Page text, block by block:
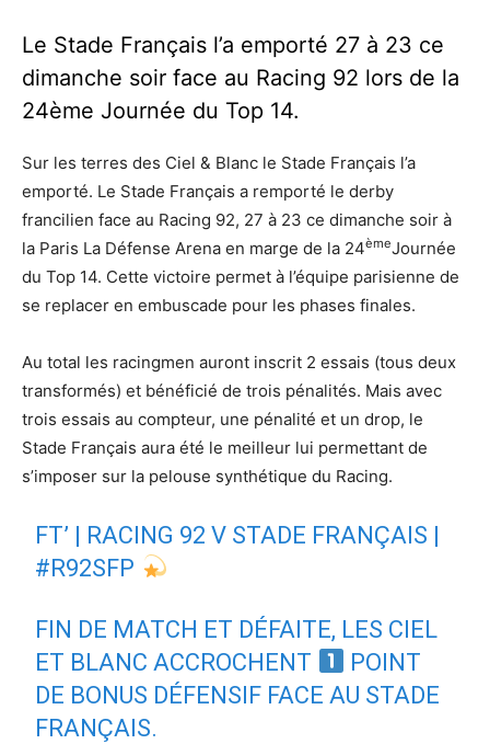
Le Stade Français l’a emporté 27 à 23 ce
dimanche soir face au Racing 92 lors de la
24ème Journée du Top 14.
Sur les terres des Ciel & Blanc le Stade Français l’a
emporté. Le Stade Français a remporté le derby
francilien face au Racing 92, 27 à 23 ce dimanche soir à
la Paris La Défense Arena en marge de la 24èmeJournée
du Top 14. Cette victoire permet à l’équipe parisienne de
se replacer en embuscade pour les phases finales.
Au total les racingmen auront inscrit 2 essais (tous deux
transformés) et bénéficié de trois pénalités. Mais avec
trois essais au compteur, une pénalité et un drop, le
Stade Français aura été le meilleur lui permettant de
s’imposer sur la pelouse synthétique du Racing.
FT’ | RACING 92 V STADE FRANÇAIS |
#R92SFP
FIN DE MATCH ET DÉFAITE, LES CIEL
ET BLANC ACCROCHENT
POINT
DE BONUS DÉFENSIF FACE AU STADE
FRANÇAIS.